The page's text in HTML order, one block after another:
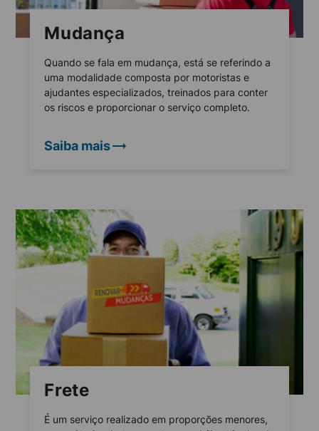
Mudança
Quando se fala em mudança, está se referindo a
uma modalidade composta por motoristas e
ajudantes especializados, treinados para conter
os riscos e proporcionar o serviço completo.
Saiba mais
Frete
É um serviço realizado em proporções menores,